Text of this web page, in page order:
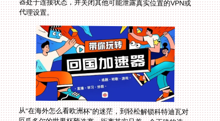
代理设置。
从“在海外怎么看欧洲杯”的迷茫，到轻松解锁科特迪瓦对
厄瓜多尔的世界杯预选赛，距离其实只差一个正确的选
择。技术不应成为享受体育和家乡文化的壁垒，而应是桥
梁。选择一款具备全球节点、多端支持、稳定专线、安全
加密和可靠售后保障的加速器，就是为你架设了一座最稳
固的桥梁。无论你身在何方，下一次开球哨响时，你都能
准时在场，与熟悉的中文声音一起，为每一个精彩瞬间欢